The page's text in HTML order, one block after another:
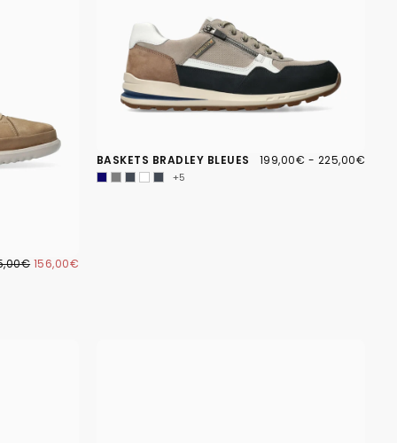
PRIX
156,00€
BASKETS BRADLEY BLEUES 199,00€
PRIX
199,00€ - PRIX
225,00€
+5